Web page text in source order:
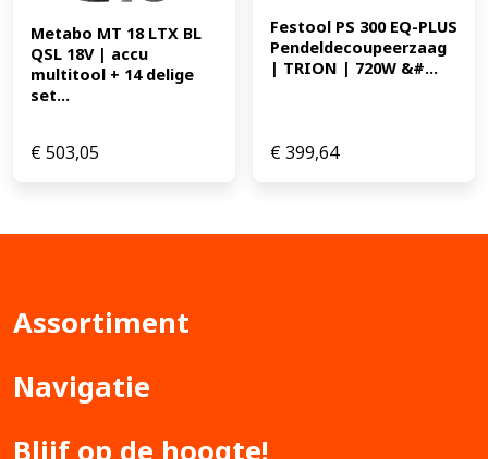
Metabo MT 18 LTX BL
QSL 18V | accu
multitool + 14 delige
set...
€503,05
Festool PS 300 EQ-PLUS
Pendeldecoupeerzaag
| TRION | 720W &#...
€399,64
Assortiment
Navigatie
Blijf op de hoogte!